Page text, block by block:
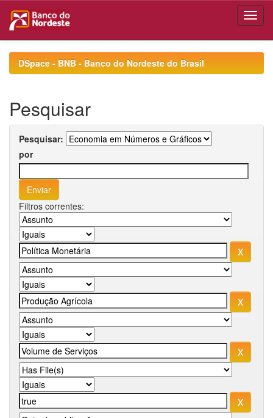
navigationDSpace - BNB - Banco do Nordeste do Brasil
Pesquisar
Pesquisar:
por
Filtros correntes: